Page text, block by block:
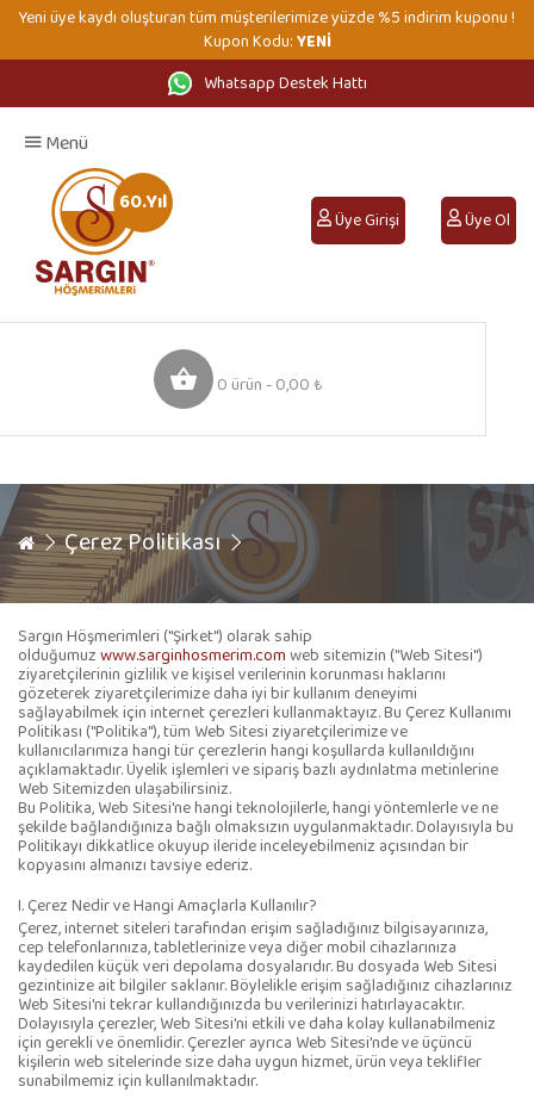
Yeni üye kaydı oluşturan tüm müşterilerimize yüzde %5 indirim kuponu !
Kupon Kodu:YENİ
Whatsapp Destek Hattı
Anasayfa
Üye Girişi Üye Ol
60.Yıl
0 ürün - 0,00 ₺
Menü
Çerez Politikası
Sargın Höşmerimleri ("Şirket") olarak sahip
olduğumuzwww.sarginhosmerim.comweb sitemizin ("Web Sitesi")
ziyaretçilerinin gizlilik ve kişisel verilerinin korunması haklarını
gözeterek ziyaretçilerimize daha iyi bir kullanım deneyimi
sağlayabilmek için internet çerezleri kullanmaktayız. Bu Çerez Kullanımı
Politikası ("Politika"), tüm Web Sitesi ziyaretçilerimize ve
kullanıcılarımıza hangi tür çerezlerin hangi koşullarda kullanıldığını
açıklamaktadır. Üyelik işlemleri ve sipariş bazlı aydınlatma metinlerine
Web Sitemizden ulaşabilirsiniz.
Bu Politika, Web Sitesi'ne hangi teknolojilerle, hangi yöntemlerle ve ne
şekilde bağlandığınıza bağlı olmaksızın uygulanmaktadır. Dolayısıyla bu
Politikayı dikkatlice okuyup ileride inceleyebilmeniz açısından bir
kopyasını almanızı tavsiye ederiz.
I. Çerez Nedir ve Hangi Amaçlarla Kullanılır?
Çerez, internet siteleri tarafından erişim sağladığınız bilgisayarınıza,
cep telefonlarınıza, tabletlerinize veya diğer mobil cihazlarınıza
kaydedilen küçük veri depolama dosyalarıdır. Bu dosyada Web Sitesi
gezintinize ait bilgiler saklanır. Böylelikle erişim sağladığınız cihazlarınız
Web Sitesi'ni tekrar kullandığınızda bu verilerinizi hatırlayacaktır.
Dolayısıyla çerezler, Web Sitesi'ni etkili ve daha kolay kullanabilmeniz
için gerekli ve önemlidir. Çerezler ayrıca Web Sitesi'nde ve üçüncü
kişilerin web sitelerinde size daha uygun hizmet, ürün veya teklifler
sunabilmemiz için kullanılmaktadır.